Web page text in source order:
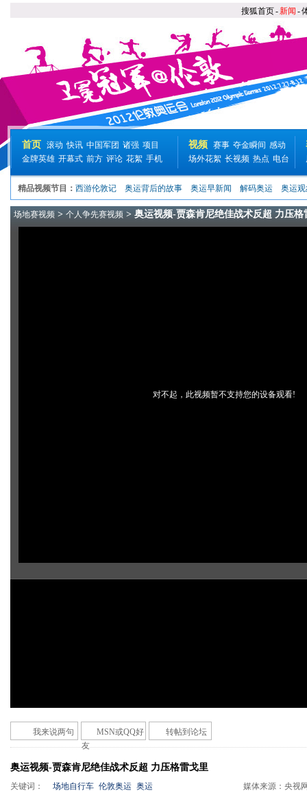
搜狐首页-新闻 -
首页 滚动 快讯 中国军团 诸强 项目
金牌英雄 开幕式 前方 评论 花絮 手机
视频 赛事 夺金瞬间 感动
场外花絮 长视频 热点 电台
精品视频节目： 西游伦敦记 奥运背后的故事 奥运早新闻 解码奥运 奥运
场地赛视频 > 个人争先赛视频 > 奥运视频-贾森肯尼绝佳战术反超 力压格
对不起，此视频暂不支持您的设备观看!
我来说两句
MSN或QQ好
友
转帖到论坛
奥运视频-贾森肯尼绝佳战术反超 力压格雷戈里
关键词： 场地自行车 伦敦奥运 奥运 媒体来源： 央视